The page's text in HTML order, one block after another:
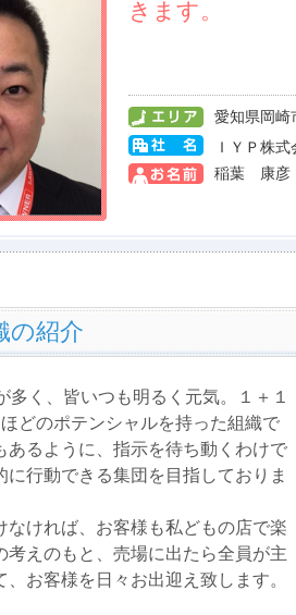
きます。
愛知県岡崎
ＩＹＰ株式
稲葉 康彦
の紹介
多く、皆いつも明るく元気。１＋１
どのポテンシャルを持った組織で
あるように、指示を待ち動くわけで
に行動できる集団を目指しておりま
なければ、お客様も私どもの店で楽
考えのもと、売場に出たら全員が主
お客様を日々お出迎え致します。